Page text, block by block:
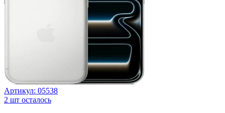
Артикул: 05538
2 шт осталось